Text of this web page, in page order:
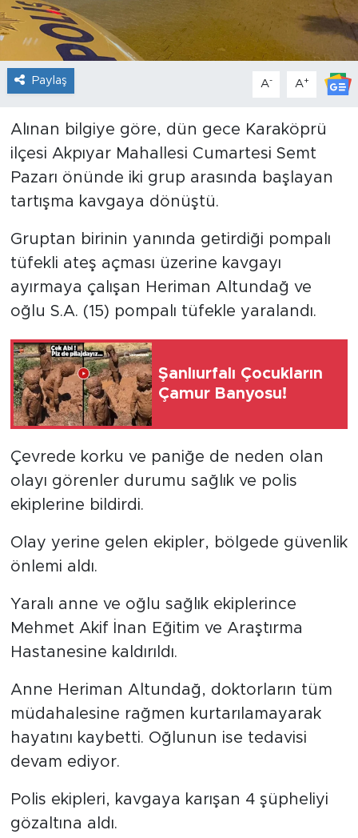
Paylaş A- A+
Alınan bilgiye göre, dün gece Karaköprü
ilçesi Akpıyar Mahallesi Cumartesi Semt
Pazarı önünde iki grup arasında başlayan
tartışma kavgaya dönüştü.
Gruptan birinin yanında getirdiği pompalı
tüfekli ateş açması üzerine kavgayı
ayırmaya çalışan Heriman Altundağ ve
oğlu S.A. (15) pompalı tüfekle yaralandı.
Şanlıurfalı Çocukların
Çamur Banyosu!
Çevrede korku ve paniğe de neden olan
olayı görenler durumu sağlık ve polis
ekiplerine bildirdi.
Olay yerine gelen ekipler, bölgede güvenlik
önlemi aldı.
Yaralı anne ve oğlu sağlık ekiplerince
Mehmet Akif İnan Eğitim ve Araştırma
Hastanesine kaldırıldı.
Anne Heriman Altundağ, doktorların tüm
müdahalesine rağmen kurtarılamayarak
hayatını kaybetti. Oğlunun ise tedavisi
devam ediyor.
Polis ekipleri, kavgaya karışan 4 şüpheliyi
gözaltına aldı.